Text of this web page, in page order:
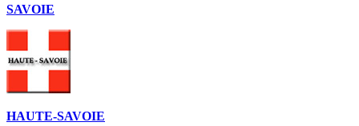
SAVOIE
HAUTE-SAVOIE